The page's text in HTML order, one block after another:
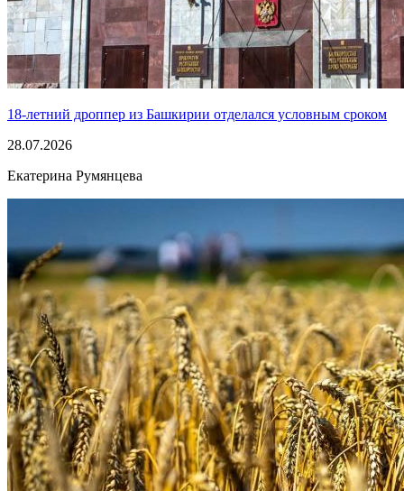
18-летний дроппер из Башкирии отделался условным сроком
28.07.2026
Екатерина Румянцева